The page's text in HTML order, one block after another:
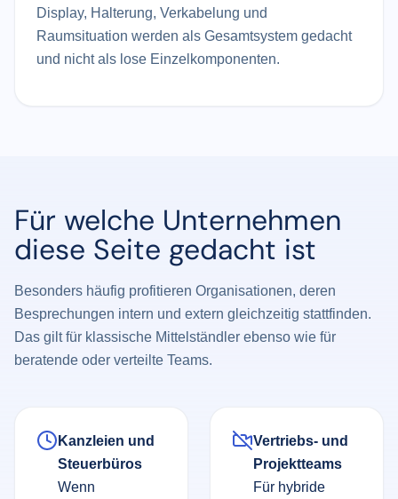
Display, Halterung, Verkabelung und
Raumsituation werden als Gesamtsystem gedacht
und nicht als lose Einzelkomponenten.
Für welche Unternehmen
diese Seite gedacht ist
Besonders häufig profitieren Organisationen, deren
Besprechungen intern und extern gleichzeitig stattfinden.
Das gilt für klassische Mittelständler ebenso wie für
beratende oder verteilte Teams.
Kanzleien und
Steuerbüros
Wenn
Vertriebs- und
Projektteams
Für hybride